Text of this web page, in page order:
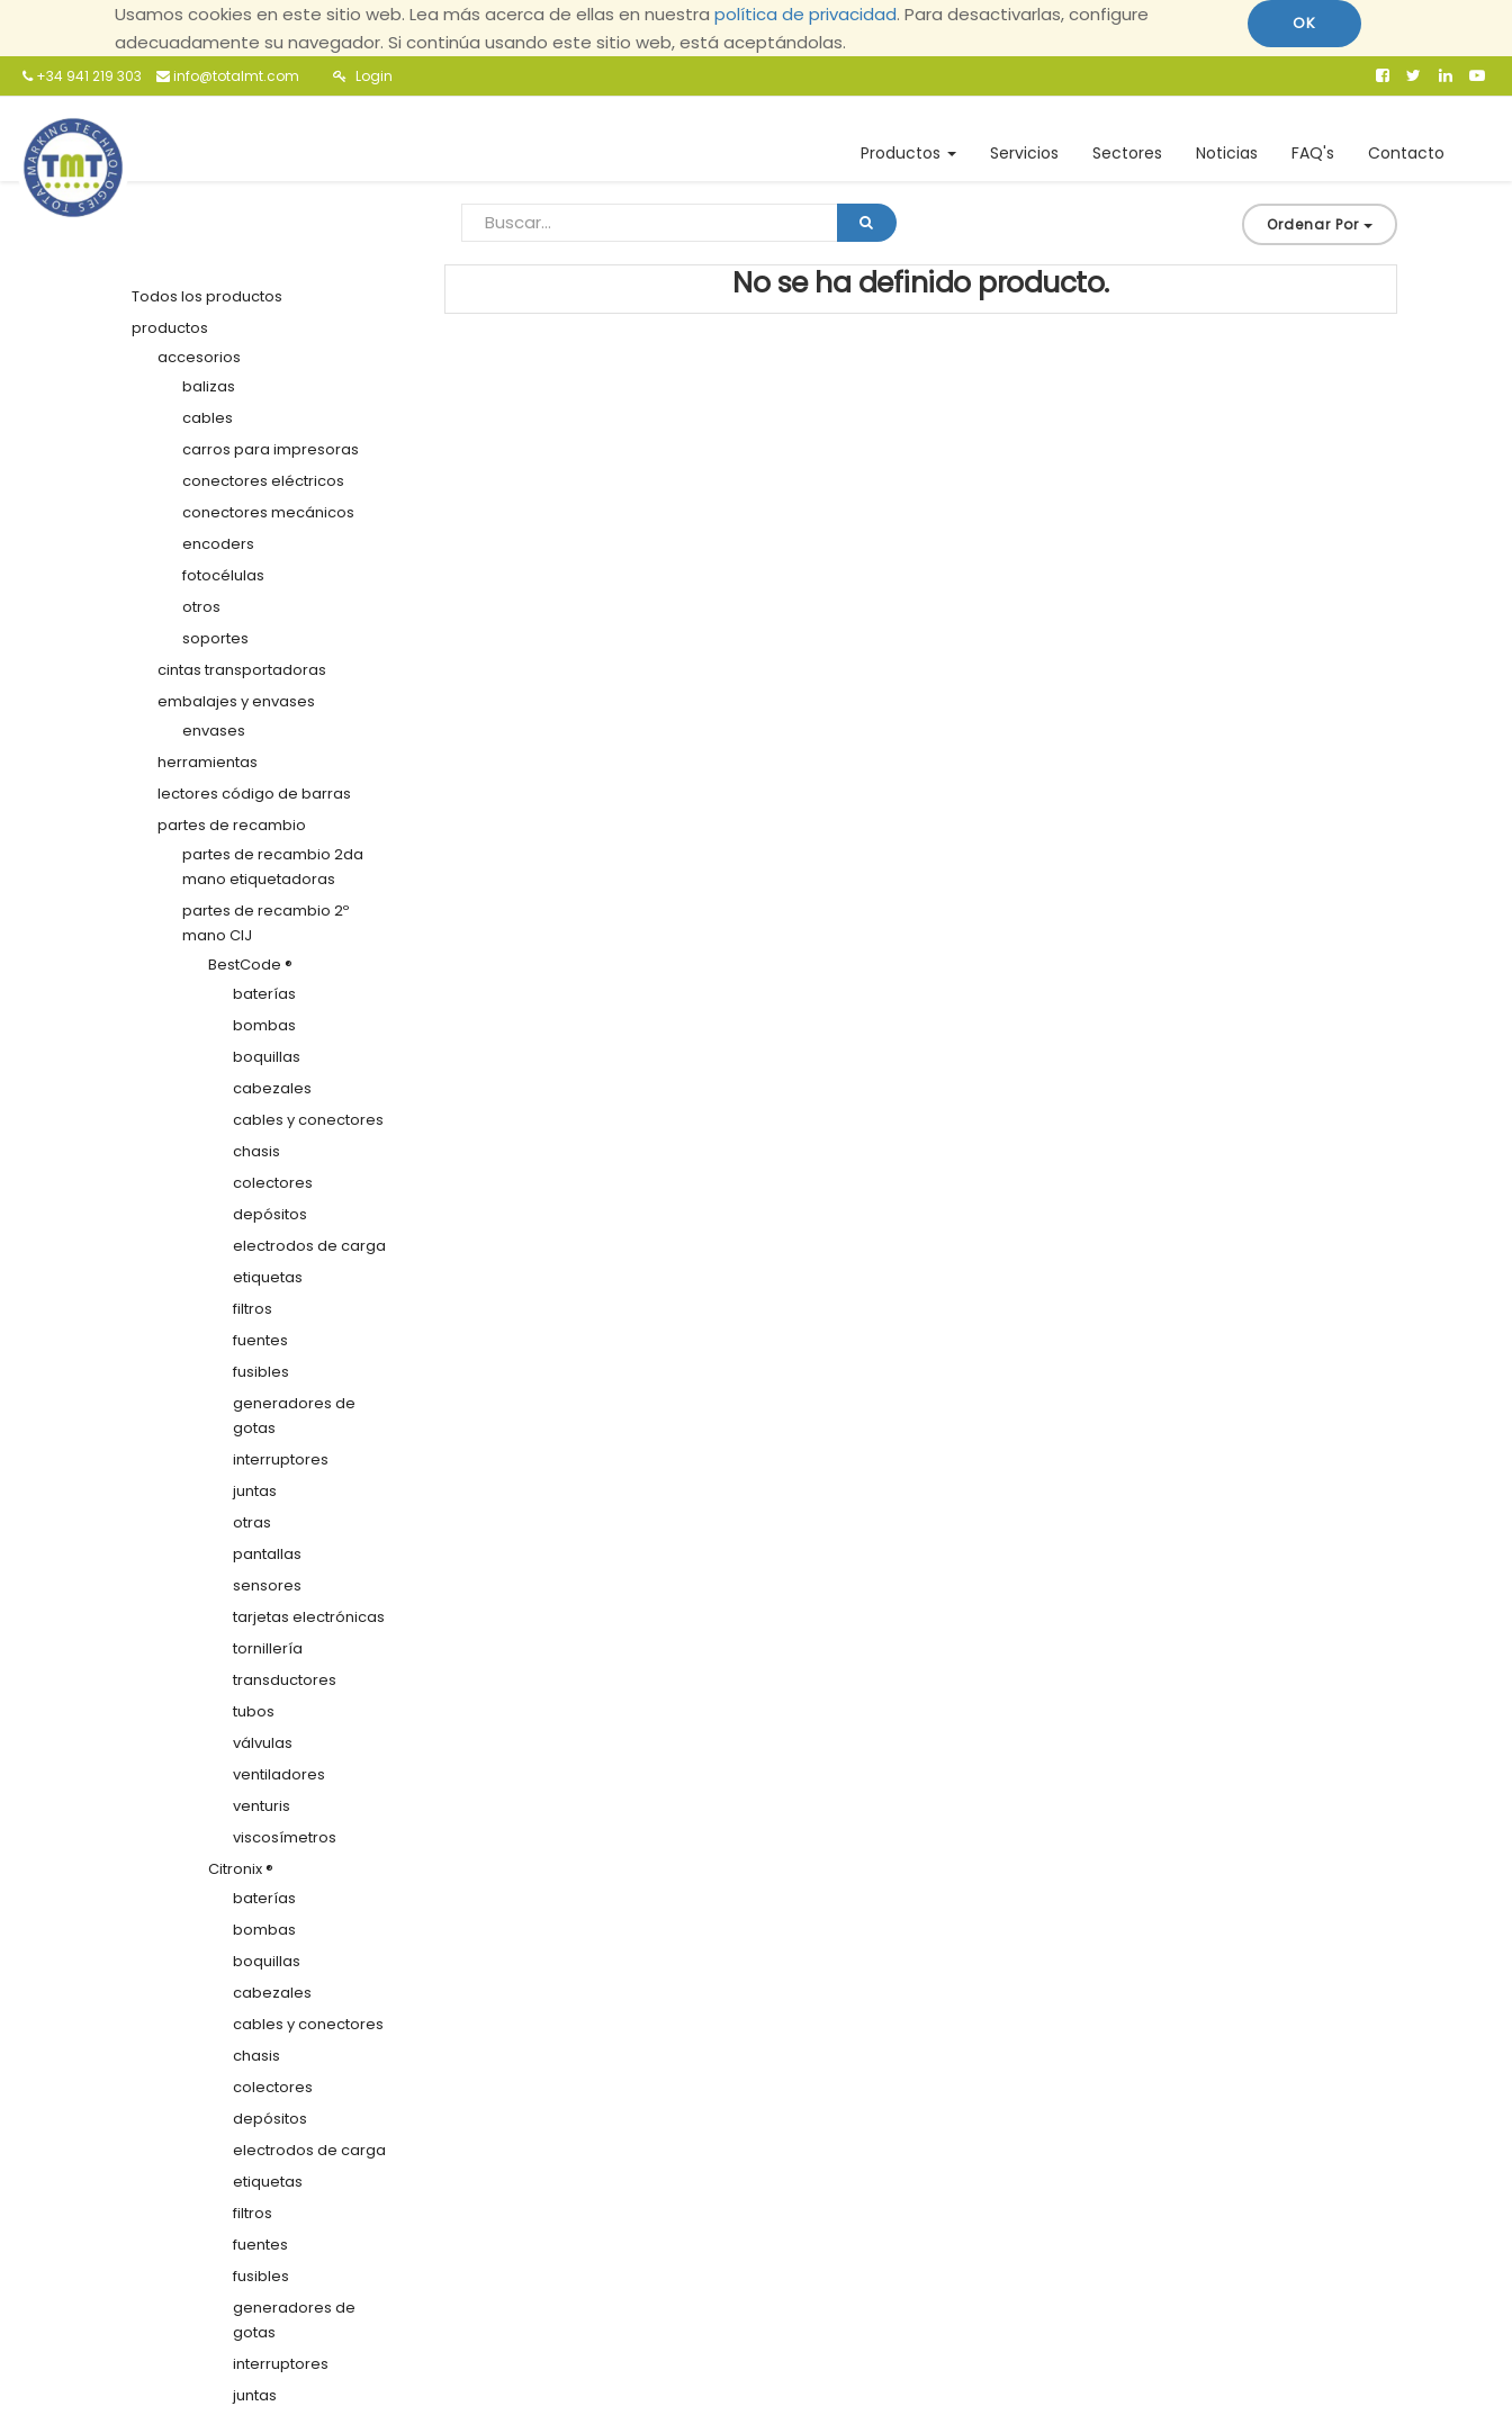
Usamos cookies en este sitio web. Lea más acerca de ellas en nuestra política de privacidad. Para desactivarlas, configure
adecuadamente su navegador. Si continúa usando este sitio web, está aceptándolas.
OK
+34 941 219 303 info@totalmt.com Login
Productos Servicios Sectores Noticias FAQ's Contacto
Ordenar Por
Todos los productos
productos
accesorios
balizas
cables
carros para impresoras
conectores eléctricos
conectores mecánicos
encoders
fotocélulas
otros
soportes
cintas transportadoras
embalajes y envases
envases
herramientas
lectores código de barras
partes de recambio
partes de recambio 2da
mano etiquetadoras
partes de recambio 2º
mano CIJ
BestCode ®
baterías
bombas
boquillas
cabezales
cables y conectores
chasis
colectores
depósitos
electrodos de carga
etiquetas
filtros
fuentes
fusibles
generadores de
gotas
interruptores
juntas
otras
pantallas
sensores
tarjetas electrónicas
tornillería
transductores
tubos
válvulas
ventiladores
venturis
viscosímetros
Citronix ®
baterías
bombas
boquillas
cabezales
cables y conectores
chasis
colectores
depósitos
electrodos de carga
etiquetas
filtros
fuentes
fusibles
generadores de
gotas
interruptores
juntas
No se ha definido producto.